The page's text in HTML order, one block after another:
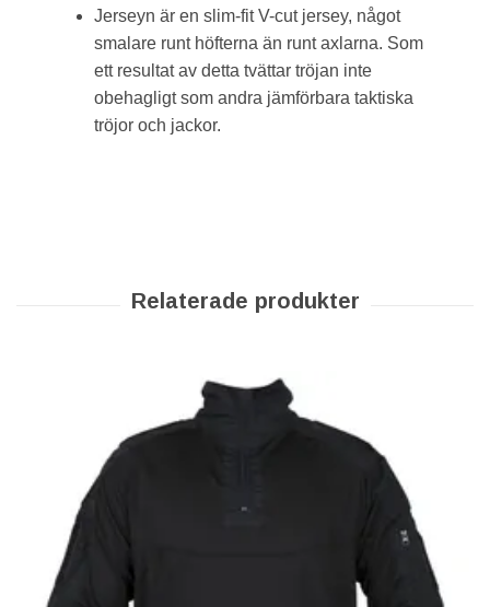
Jerseyn är en slim-fit V-cut jersey, något
smalare runt höfterna än runt axlarna. Som
ett resultat av detta tvättar tröjan inte
obehagligt som andra jämförbara taktiska
tröjor och jackor.